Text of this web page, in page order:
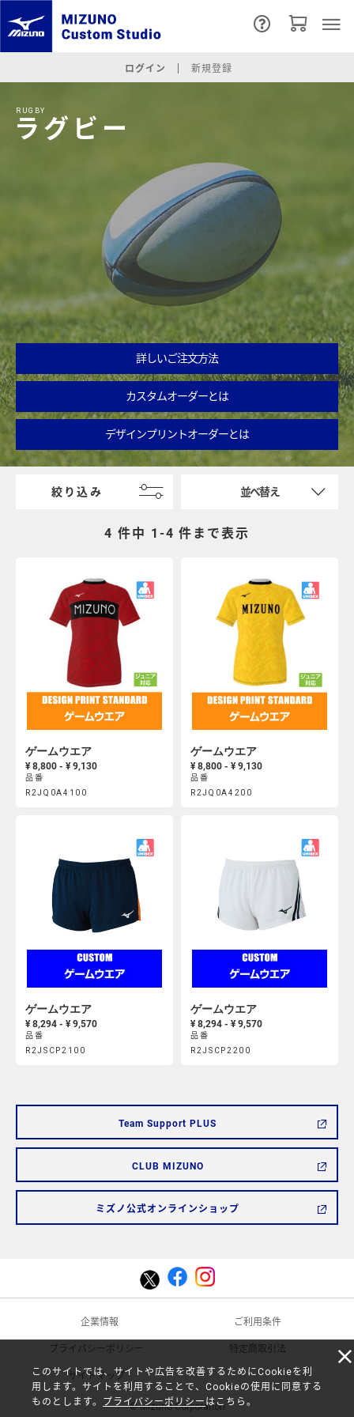
このサイトでは、サイトや広告を改善するためにCookieを利
用します。サイトを利用することで、Cookieの使用に同意する
ものとします。 プライバシーポリシーはこちら。
ログイン 新規登録
RUGBY
ラグビー
詳しいご注文方法
カスタムオーダーとは
デザインプリントオーダーとは
絞り込み 並べ替え
4 件中 1-4 件まで表示
ゲームウエア
¥ 8,800 - ¥ 9,130
Product
品番
R2JQ0A4100
ゲームウエア
¥ 8,800 - ¥ 9,130
Product
品番
R2JQ0A4200
ゲームウエア
¥ 8,294 - ¥ 9,570
Product
品番
R2JSCP2100
ゲームウエア
¥ 8,294 - ¥ 9,570
Product
品番
R2JSCP2200
Team Support PLUS
CLUB MIZUNO
ミズノ公式オンラインショップ
企業情報 ご利用条件
プライバシーポリシー 特定商取引法
サイトマップ
© Mizuno Corporation